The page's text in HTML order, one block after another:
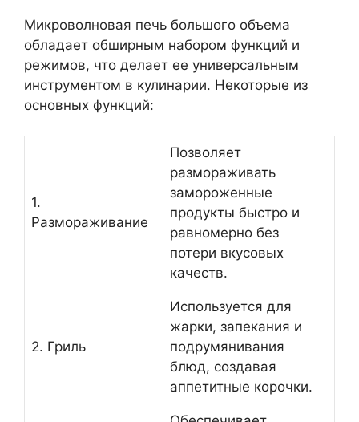
Микроволновая печь большого объема
обладает обширным набором функций и
режимов, что делает ее универсальным
инструментом в кулинарии. Некоторые из
основных функций:
1.
Размораживание
Позволяет
размораживать
замороженные
продукты быстро и
равномерно без
потери вкусовых
качеств.
2. Гриль
Используется для
жарки, запекания и
подрумянивания
блюд, создавая
аппетитные корочки.